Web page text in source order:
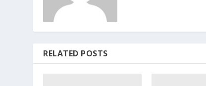
RELATED POSTS